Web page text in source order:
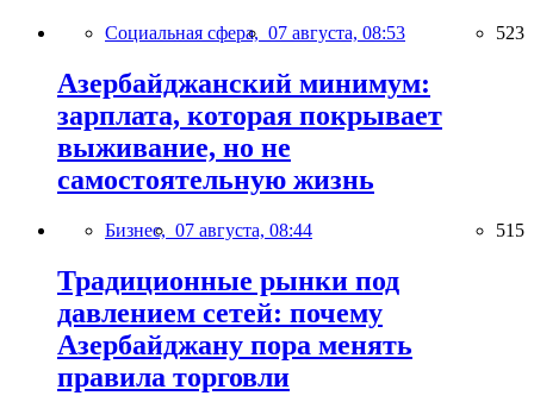
Социальная сфера, 07 августа, 08:53 523
Азербайджанский минимум:
зарплата, которая покрывает
выживание, но не
самостоятельную жизнь
Бизнес, 07 августа, 08:44 515
Традиционные рынки под
давлением сетей: почему
Азербайджану пора менять
правила торговли